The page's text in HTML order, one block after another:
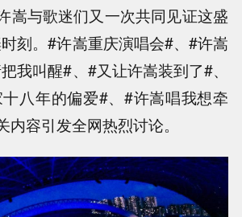
嵩与歌迷们又一次共同见证这盛
刻。#许嵩重庆演唱会#、#许嵩
我叫醒#、#又让许嵩装到了#、
八年的偏爱#、#许嵩唱我想牵
容引发全网热烈讨论。